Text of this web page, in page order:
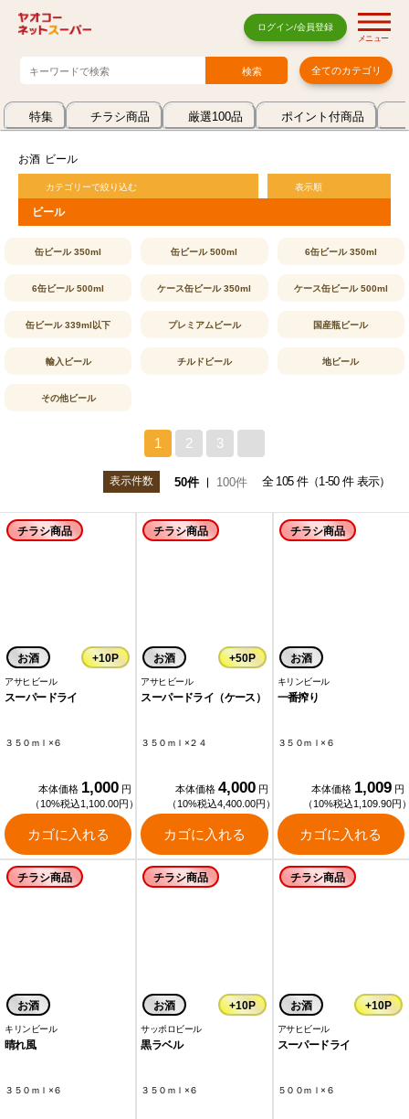
ログイン/会員登録
メニュー
全てのカテゴリ
特集 チラシ商品 厳選100品 ポイント付商品
お酒 ビール
カテゴリーで絞り込む 表示順
ビール
缶ビール 350ml 缶ビール 500ml 6缶ビール 350ml
6缶ビール 500ml ケース缶ビール 350ml ケース缶ビール 500ml
缶ビール 339ml以下 プレミアムビール 国産瓶ビール
輸入ビール チルドビール 地ビール
その他ビール
1 2 3
表示件数 50件 100件 全 105 件（1-50 件 表示）
チラシ商品
お酒 +10P
アサヒビール
スーパードライ
３５０ｍｌ×６
本体価格 1,000 円
（10%税込1,100.00円）
カゴに入れる
チラシ商品
お酒 +50P
アサヒビール
スーパードライ（ケース）
３５０ｍｌ×２４
本体価格 4,000 円
（10%税込4,400.00円）
カゴに入れる
チラシ商品
お酒
キリンビール
一番搾り
３５０ｍｌ×６
本体価格 1,009 円
（10%税込1,109.90円
カゴに入れる
チラシ商品
お酒
キリンビール
晴れ風
３５０ｍｌ×６
チラシ商品
お酒 +10P
サッポロビール
黒ラベル
３５０ｍｌ×６
チラシ商品
お酒 +10P
アサヒビール
スーパードライ
５００ｍｌ×６